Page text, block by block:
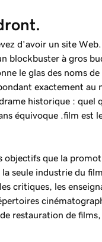
d'avoir un site
blockbuster à gros
le glas des noms de
exactement au
historique : quel
équivoque .film est
objectifs que la
seule industrie du
critiques, les
restauration de